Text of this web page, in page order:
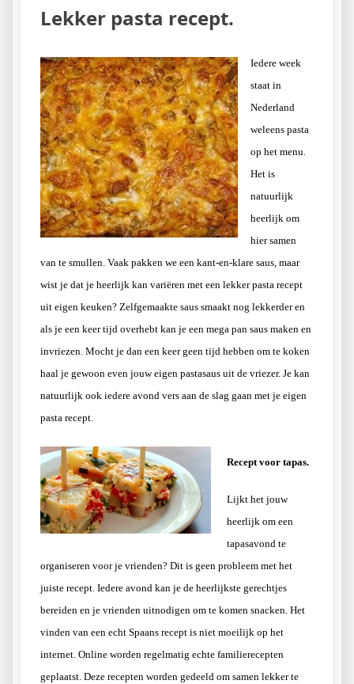
Lekker pasta recept.
Iedere week
staat in
Nederland
weleens pasta
op het menu.
Het is
natuurlijk
heerlijk om
hier samen
van te smullen. Vaak pakken we een kant-en-klare saus, maar
wist je dat je heerlijk kan variëren met een lekker pasta recept
uit eigen keuken? Zelfgemaakte saus smaakt nog lekkerder en
als je een keer tijd overhebt kan je een mega pan saus maken en
invriezen. Mocht je dan een keer geen tijd hebben om te koken
haal je gewoon even jouw eigen pastasaus uit de vriezer. Je kan
natuurlijk ook iedere avond vers aan de slag gaan met je eigen
pasta recept.
Recept voor tapas.
Lijkt het jouw
heerlijk om een
tapasavond te
organiseren voor je vrienden? Dit is geen probleem met het
juiste recept. Iedere avond kan je de heerlijkste gerechtjes
bereiden en je vrienden uitnodigen om te komen snacken. Het
vinden van een echt Spaans recept is niet moeilijk op het
internet. Online worden regelmatig echte familierecepten
geplaatst. Deze recepten worden gedeeld om samen lekker te